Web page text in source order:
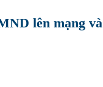
lên mạng và